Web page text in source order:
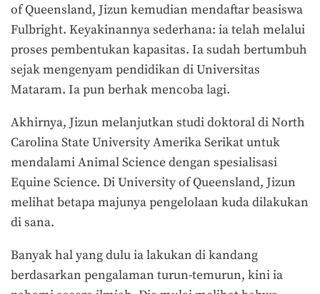
of Queensland, Jizun kemudian mendaftar beasiswa
Fulbright. Keyakinannya sederhana: ia telah melalui
proses pembentukan kapasitas. Ia sudah bertumbuh
sejak mengenyam pendidikan di Universitas
Mataram. Ia pun berhak mencoba lagi.
Akhirnya, Jizun melanjutkan studi doktoral di North
Carolina State University Amerika Serikat untuk
mendalami Animal Science dengan spesialisasi
Equine Science. Di University of Queensland, Jizun
melihat betapa majunya pengelolaan kuda dilakukan
di sana.
Banyak hal yang dulu ia lakukan di kandang
berdasarkan pengalaman turun-temurun, kini ia